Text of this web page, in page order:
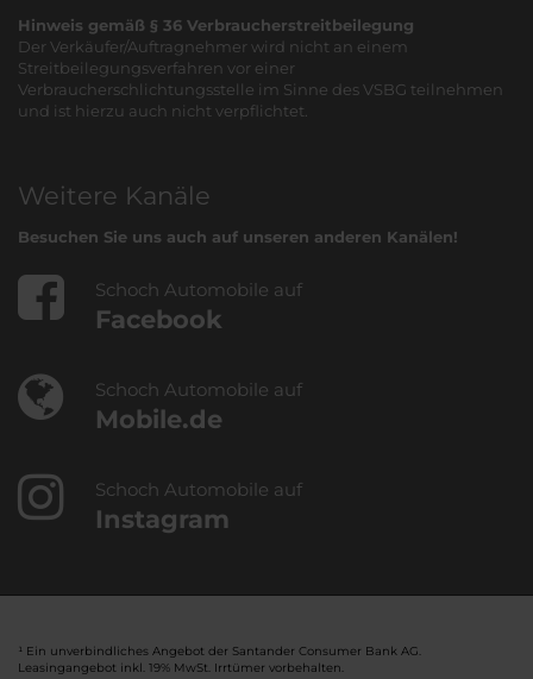
Hinweis gemäß § 36 Verbraucherstreitbeilegung
Der Verkäufer/Auftragnehmer wird nicht an einem
Streitbeilegungsverfahren vor einer
Verbraucherschlichtungsstelle im Sinne des VSBG teilnehmen
und ist hierzu auch nicht verpflichtet.
Weitere Kanäle
Besuchen Sie uns auch auf unseren anderen Kanälen!
Schoch Automobile auf
Facebook
Schoch Automobile auf
Mobile.de
Schoch Automobile auf
Instagram
¹ Ein unverbindliches Angebot der Santander Consumer Bank AG.
Leasingangebot inkl. 19% MwSt. Irrtümer vorbehalten.